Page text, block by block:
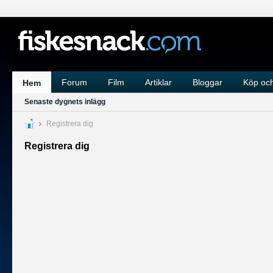
Hem Forum Film Artiklar Bloggar Köp
Senaste dygnets inlägg
Registrera dig
Registrera dig